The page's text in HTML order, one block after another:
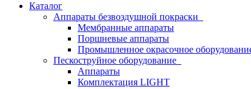
Каталог
Аппараты безвоздушной покраски
Мембранные аппараты
Поршневые аппараты
Промышленное окрасочное
Пескоструйное оборудование
Аппараты
Комплектация LIGHT